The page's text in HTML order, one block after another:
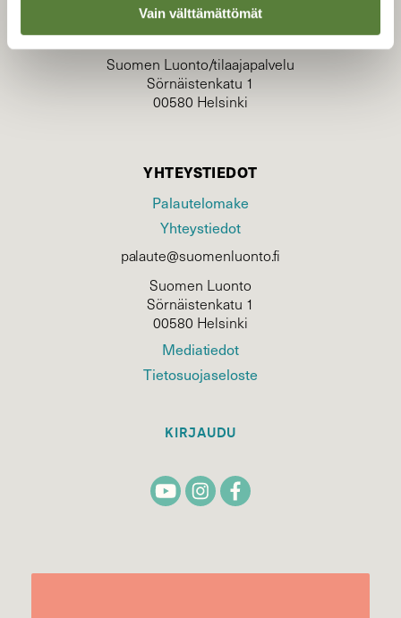
Vain välttämättömät
tilaajapalvelu@sll.fi
(09) 228 08 210 (arkisin klo 9-15)
Suomen Luonto/tilaajapalvelu
Sörnäistenkatu 1
00580 Helsinki
YHTEYSTIEDOT
Palautelomake
Yhteystiedot
palaute@suomenluonto.fi
Suomen Luonto
Sörnäistenkatu 1
00580 Helsinki
Mediatiedot
Tietosuojaseloste
KIRJAUDU